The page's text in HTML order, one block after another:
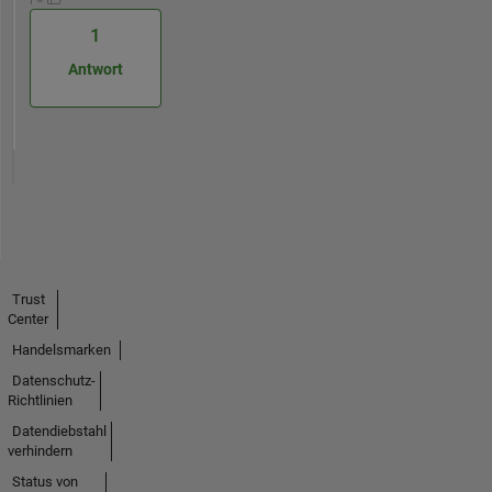
1
Antwort
Trust
Center
Handelsmarken
Datenschutz-
Richtlinien
Datendiebstahl
verhindern
Status von